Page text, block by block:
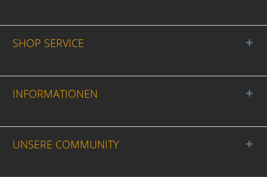
SHOP SERVICE
INFORMATIONEN
UNSERE COMMUNITY